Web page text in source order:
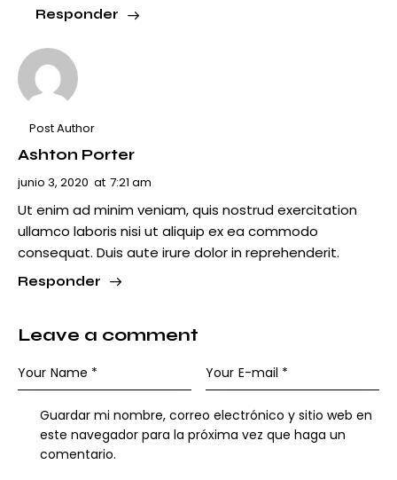
Responder
Post Author
Ashton Porter
junio 3, 2020 at 7:21 am
Ut enim ad minim veniam, quis nostrud exercitation
ullamco laboris nisi ut aliquip ex ea commodo
consequat. Duis aute irure dolor in reprehenderit.
Responder
Leave a comment
Guardar mi nombre, correo electrónico y sitio web en
este navegador para la próxima vez que haga un
comentario.